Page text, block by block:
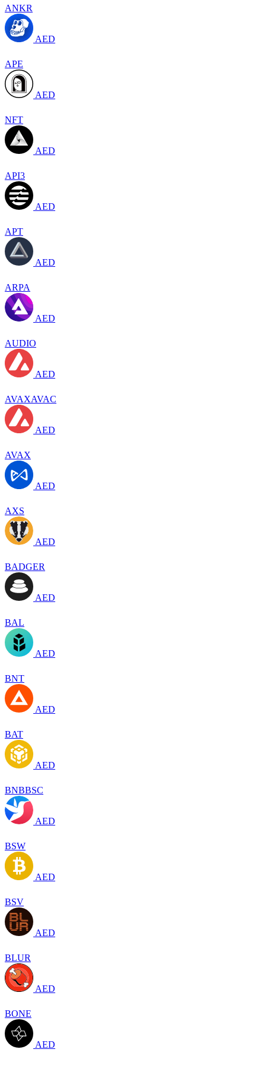
ANKR
AED
APE
AED
NFT
AED
API3
AED
APT
AED
ARPA
AED
AUDIO
AED
AVAXAVAC
AED
AVAX
AED
AXS
AED
BADGER
AED
BAL
AED
BNT
AED
BAT
AED
BNBBSC
AED
BSW
AED
BSV
AED
BLUR
AED
BONE
AED